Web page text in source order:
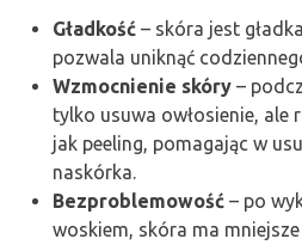
Gładkość – skóra jest
pozwala uniknąć
Wzmocnienie skóry –
tylko usuwa owłosienie, ale
jak peeling, pomagając w
naskórka.
Bezproblemowość – po
woskiem, skóra ma